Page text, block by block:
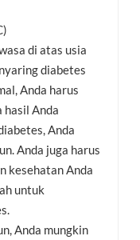
di atas usia
diabetes
Anda harus
hasil Anda
Anda
Anda juga harus
kesehatan Anda
untuk
Anda mungkin